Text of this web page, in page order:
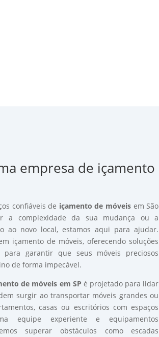
empresa de içamento
confiáveis de içamento de móveis em São
a complexidade da sua mudança ou a
ao novo local, estamos aqui para ajudar.
içamento de móveis, oferecendo soluções
para garantir que seus móveis preciosos
de forma impecável.
de móveis em SP é projetado para lidar
surgir ao transportar móveis grandes ou
casas ou escritórios com espaços
equipe experiente e equipamentos
superar obstáculos como escadas